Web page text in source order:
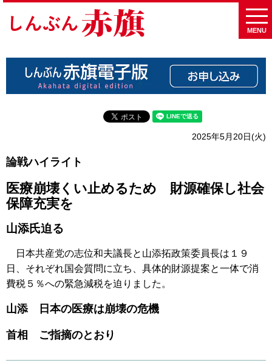
MENU
2025年5月20日(火)
論戦ハイライト
医療崩壊くい止めるため 財源確保し社会
保障充実を
山添氏迫る
日本共産党の志位和夫議長と山添拓政策委員長は１９
日、それぞれ国会質問に立ち、具体的財源提案と一体で消
費税５％への緊急減税を迫りました。
山添 日本の医療は崩壊の危機
首相 ご指摘のとおり